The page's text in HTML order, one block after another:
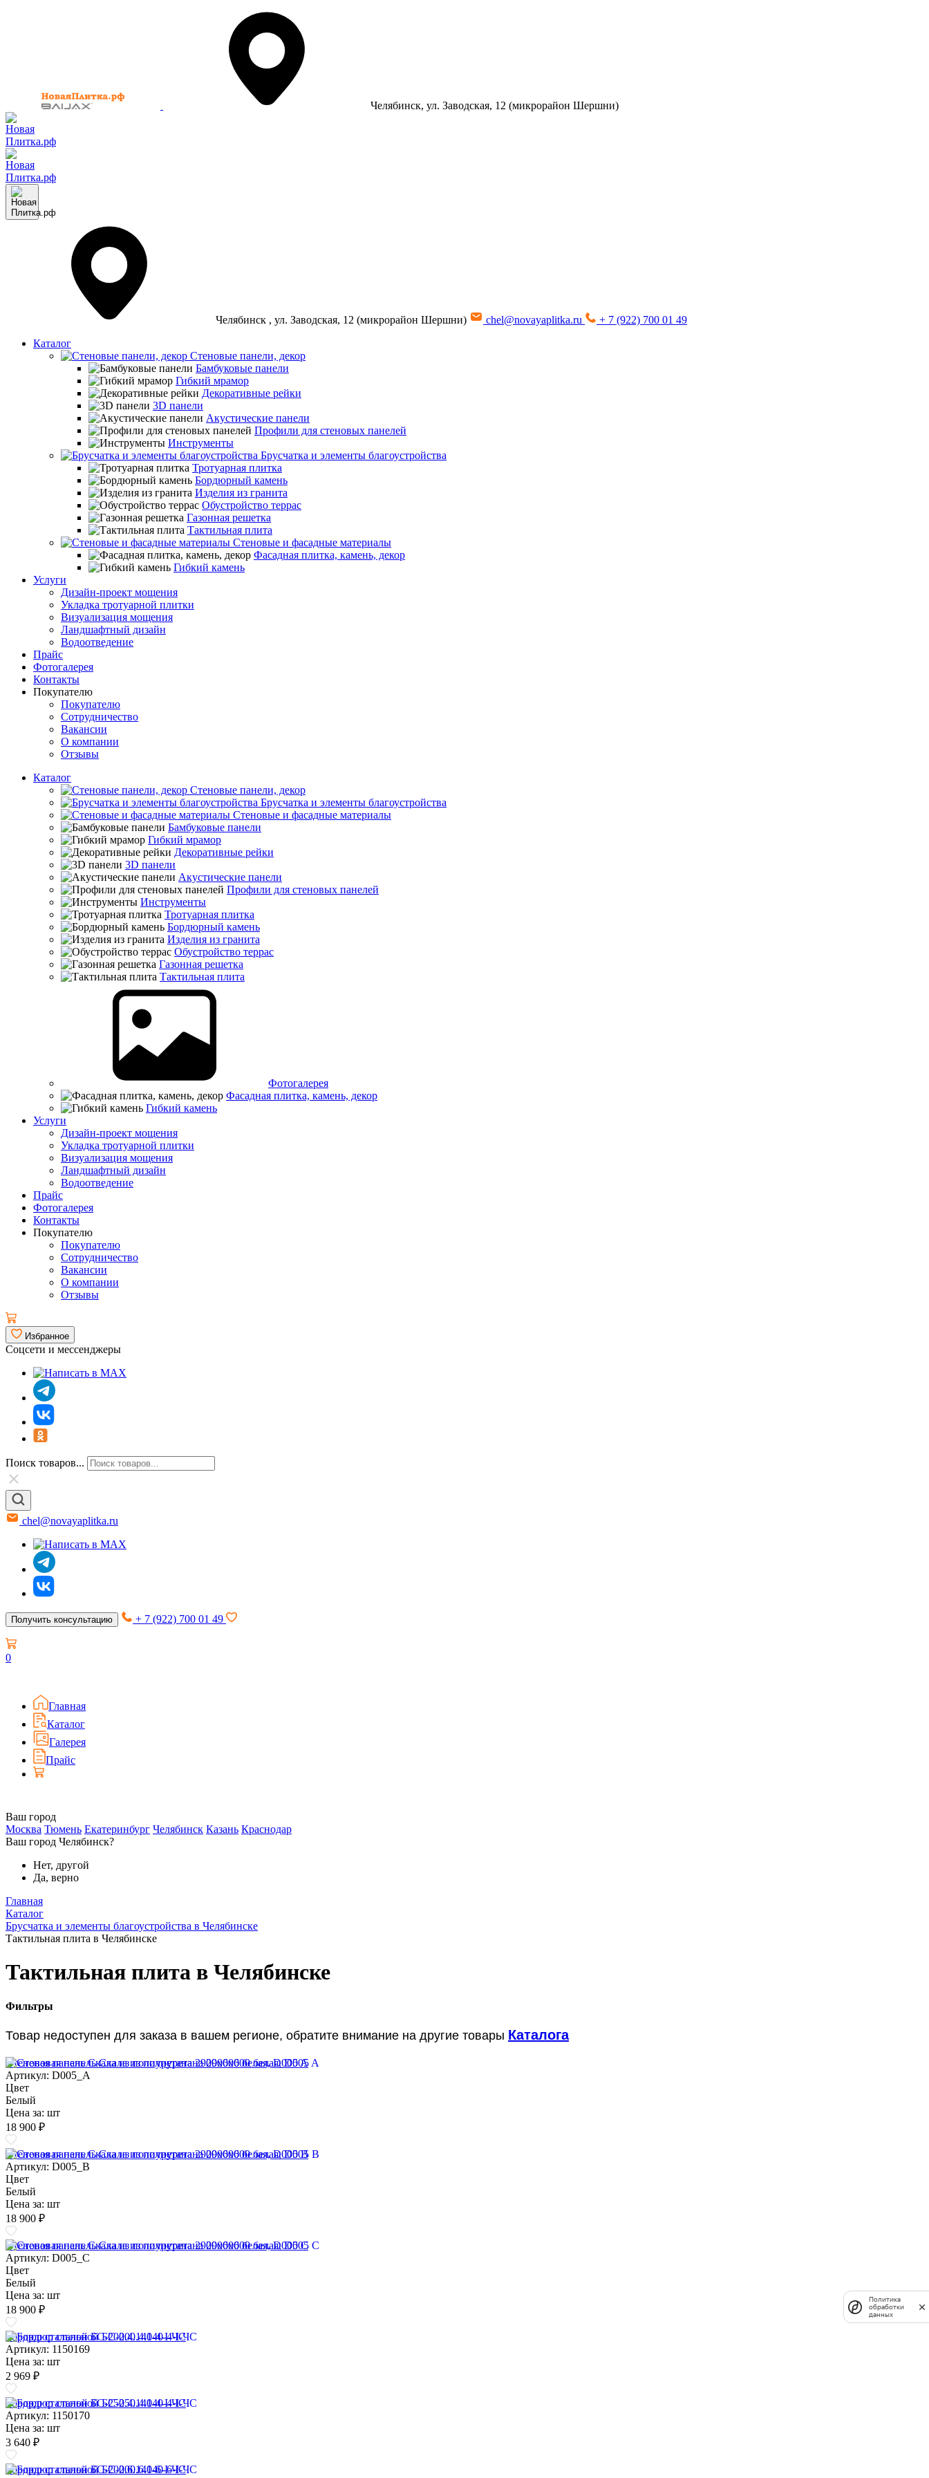
Челябинск, ул. Заводская, 12 (микрорайон Шершни)
Челябинск , ул. Заводская, 12 (микрорайон Шершни) chel@novayaplitka.ru
+ 7 (922) 700 01 49
Каталог
Стеновые панели, декор
Бамбуковые панели
Гибкий мрамор
Декоративные рейки
3D панели
Акустические панели
Профили для стеновых панелей
Инструменты
Брусчатка и элементы благоустройства
Тротуарная плитка
Бордюрный камень
Изделия из гранита
Обустройство террас
Газонная решетка
Тактильная плита
Стеновые и фасадные материалы
Фасадная плитка, камень, декор
Гибкий камень
Услуги
Дизайн-проект мощения
Укладка тротуарной плитки
Визуализация мощения
Ландшафтный дизайн
Водоотведение
Прайс
Фотогалерея
Контакты
Покупателю
Покупателю
Сотрудничество
Вакансии
О компании
Отзывы
Каталог
Стеновые панели, декор
Брусчатка и элементы благоустройства
Стеновые и фасадные материалы
Бамбуковые панели
Гибкий мрамор
Декоративные рейки
3D панели
Акустические панели
Профили для стеновых панелей
Инструменты
Тротуарная плитка
Бордюрный камень
Изделия из гранита
Обустройство террас
Газонная решетка
Тактильная плита
Фотогалерея
Фасадная плитка, камень, декор
Гибкий камень
Услуги
Дизайн-проект мощения
Укладка тротуарной плитки
Визуализация мощения
Ландшафтный дизайн
Водоотведение
Прайс
Фотогалерея
Контакты
Покупателю
Покупателю
Сотрудничество
Вакансии
О компании
Отзывы
Избранное
Соцсети и мессенджеры
Поиск товаров...
chel@novayaplitka.ru
Получить консультацию + 7 (922) 700 01 49
0
Главная
Каталог
Галерея
Прайс
Ваш город
Москва Тюмень Екатеринбург Челябинск Казань Краснодар
Ваш город Челябинск?
Нет, другой
Да, верно
Главная
Каталог
Брусчатка и элементы благоустройства в Челябинске
Тактильная плита в Челябинске
Тактильная плита в Челябинске
Фильтры
Товар недоступен для заказа в вашем регионе, обратите внимание на другие товары Каталога
Стеновая панель Скала из полиуретана 2900х600 белая, D005 A
Артикул: D005_A
Цвет
Белый
Цена за: шт
18 900 ₽
Стеновая панель Скала из полиуретана 2900х600 белая, D005 B
Артикул: D005_B
Цвет
Белый
Цена за: шт
18 900 ₽
Стеновая панель Скала из полиуретана 2900х600 белая, D005 C
Артикул: D005_C
Цвет
Белый
Цена за: шт
18 900 ₽
Бордюр стальной БС-200.4.140-4-I-ЧС
Артикул: 1150169
Цена за: шт
2 969 ₽
Бордюр стальной БС-250.4.140-4-I-ЧС
Артикул: 1150170
Цена за: шт
3 640 ₽
Бордюр стальной БС-200.6.140-6-I-ЧС
Политика
обработки
данных